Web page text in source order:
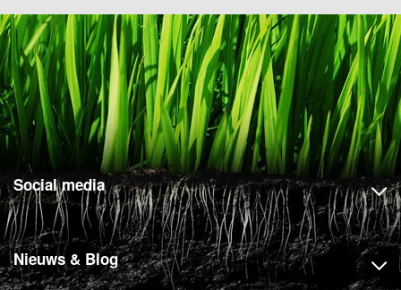
Social media
Nieuws & Blog